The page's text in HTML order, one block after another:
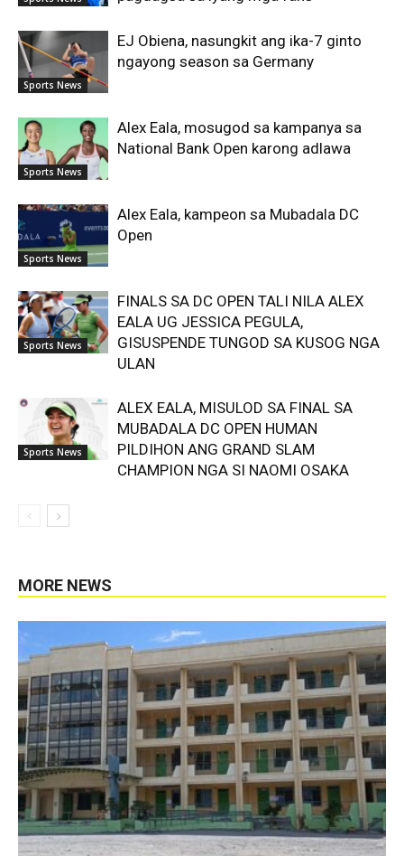
Sports News
EJ Obiena, nasungkit ang ika-7 ginto
ngayong season sa Germany
Sports News
Alex Eala, mosugod sa kampanya sa
National Bank Open karong adlawa
Sports News
Alex Eala, kampeon sa Mubadala DC
Open
Sports News
FINALS SA DC OPEN TALI NILA ALEX
EALA UG JESSICA PEGULA,
GISUSPENDE TUNGOD SA KUSOG NGA
ULAN
Sports News
ALEX EALA, MISULOD SA FINAL SA
MUBADALA DC OPEN HUMAN
PILDIHON ANG GRAND SLAM
CHAMPION NGA SI NAOMI OSAKA
MORE NEWS